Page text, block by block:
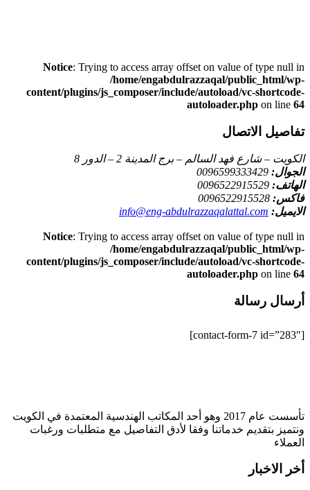
Notice: Trying to access array offset on value of type null in
/home/engabdulrazzaqal/public_html/wp-
content/plugins/js_composer/include/autoload/vc-shortcode-
autoloader.php on line 64
تفاصيل الاتصال
الكويت – شارع فهد السالم – برج المدينة 2 – الدور 8
الجوال: 0096599333429
الهاتف: 0096522915529
فاكس: 0096522915528
الايميل: info@eng-abdulrazzaqalattal.com
Notice: Trying to access array offset on value of type null in
/home/engabdulrazzaqal/public_html/wp-
content/plugins/js_composer/include/autoload/vc-shortcode-
autoloader.php on line 64
أرسال رسالة
[contact-form-7 id=”283″]
تأسست عام 2017 وهو أحد المكاتب الهندسية المعتمدة في الكويت
ونتميز بتقديم خدماتنا وفقا لأدق التفاصيل مع متطلبات ورغبات
العملاء
أخر الاخبار